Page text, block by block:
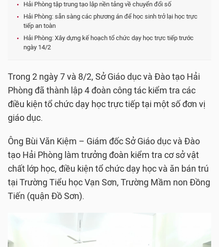
Hải Phòng tập trung tạo lập nền tảng về chuyển đổi số
Hải Phòng: sẵn sàng các phương án để học sinh trở lại học trực
tiếp an toàn
Hải Phòng: Xây dựng kế hoạch tổ chức dạy học trực tiếp trước
ngày 14/2
Trong 2 ngày 7 và 8/2, Sở Giáo dục và Đào tạo Hải
Phòng đã thành lập 4 đoàn công tác kiểm tra các
điều kiện tổ chức dạy học trực tiếp tại một số đơn vị
giáo dục.
Ông Bùi Văn Kiệm – Giám đốc Sở Giáo dục và Đào
tạo Hải Phòng làm trưởng đoàn kiểm tra cơ sở vật
chất lớp học, điều kiện tổ chức dạy học và ăn bán trú
tại Trường Tiểu học Vạn Sơn, Trường Mầm non Đồng
Tiến (quận Đồ Sơn).